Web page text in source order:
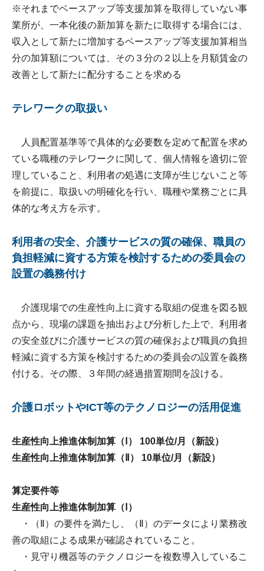
※それまでベースアップ等支援加算を取得していない事
業所が、一本化後の新加算を新たに取得する場合には、
収入として新たに増加するベースアップ等支援加算相当
分の加算額については、その３分の２以上を月額賃金の
改善として新たに配分することを求める
テレワークの取扱い
人員配置基準等で具体的な必要数を定めて配置を求め
ている職種のテレワークに関して、個人情報を適切に管
理していること、利用者の処遇に支障が生じないこと等
を前提に、取扱いの明確化を行い、職種や業務ごとに具
体的な考え方を示す。
利用者の安全、介護サービスの質の確保、職員の
負担軽減に資する方策を検討するための委員会の
設置の義務付け
介護現場での生産性向上に資する取組の促進を図る観
点から、現場の課題を抽出および分析した上で、利用者
の安全並びに介護サービスの質の確保および職員の負担
軽減に資する方策を検討するための委員会の設置を義務
付ける。その際、３年間の経過措置期間を設ける。
介護ロボットやICT等のテクノロジーの活用促進
生産性向上推進体制加算（Ⅰ） 100単位/月（新設）
生産性向上推進体制加算（Ⅱ） 10単位/月（新設）
算定要件等
生産性向上推進体制加算（Ⅰ）
・（Ⅱ）の要件を満たし、（Ⅱ）のデータにより業務改
善の取組による成果が確認されていること。
・見守り機器等のテクノロジーを複数導入しているこ